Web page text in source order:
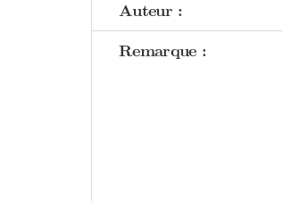
Auteur :
Remarque :